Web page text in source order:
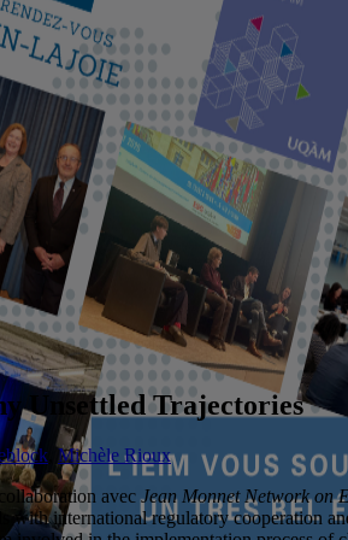
Unsettled Trajectories
Michèle Rioux
avecJean Monnet Network on
international regulatory cooperation